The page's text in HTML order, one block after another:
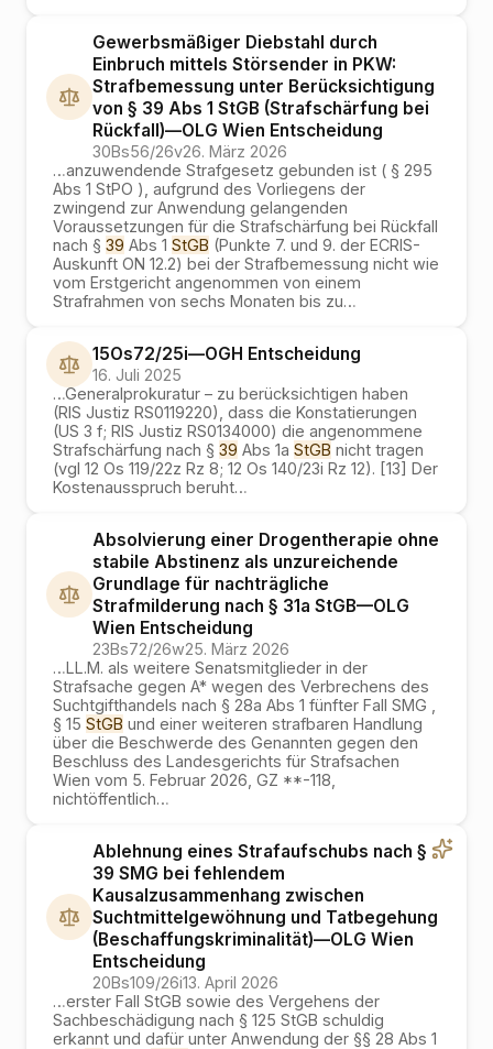
Gewerbsmäßiger Diebstahl durch
Einbruch mittels Störsender in PKW:
Strafbemessung unter Berücksichtigung
von § 39 Abs 1 StGB (Strafschärfung bei
Rückfall)—OLG Wien Entscheidung
30Bs56/26v26. März 2026
…anzuwendende Strafgesetz gebunden ist ( § 295
Abs 1 StPO ), aufgrund des Vorliegens der
zwingend zur Anwendung gelangenden
Voraussetzungen für die Strafschärfung bei Rückfall
nach § 39 Abs 1 StGB (Punkte 7. und 9. der ECRIS-
Auskunft ON 12.2) bei der Strafbemessung nicht wie
vom Erstgericht angenommen von einem
Strafrahmen von sechs Monaten bis zu…
15Os72/25i—OGH Entscheidung
16. Juli 2025
…Generalprokuratur – zu berücksichtigen haben
(RIS Justiz RS0119220), dass die Konstatierungen
(US 3 f; RIS Justiz RS0134000) die angenommene
Strafschärfung nach § 39 Abs 1a StGB nicht tragen
(vgl 12 Os 119/22z Rz 8; 12 Os 140/23i Rz 12). [13] Der
Kostenausspruch beruht…
Absolvierung einer Drogentherapie ohne
stabile Abstinenz als unzureichende
Grundlage für nachträgliche
Strafmilderung nach § 31a StGB—OLG
Wien Entscheidung
23Bs72/26w25. März 2026
…LL.M. als weitere Senatsmitglieder in der
Strafsache gegen A* wegen des Verbrechens des
Suchtgifthandels nach § 28a Abs 1 fünfter Fall SMG ,
§ 15 StGB und einer weiteren strafbaren Handlung
über die Beschwerde des Genannten gegen den
Beschluss des Landesgerichts für Strafsachen
Wien vom 5. Februar 2026, GZ **-118,
nichtöffentlich…
Ablehnung eines Strafaufschubs nach §
39 SMG bei fehlendem
Kausalzusammenhang zwischen
Suchtmittelgewöhnung und Tatbegehung
(Beschaffungskriminalität)—OLG Wien
Entscheidung
20Bs109/26i13. April 2026
…erster Fall StGB sowie des Vergehens der
Sachbeschädigung nach § 125 StGB schuldig
erkannt und dafür unter Anwendung der §§ 28 Abs 1